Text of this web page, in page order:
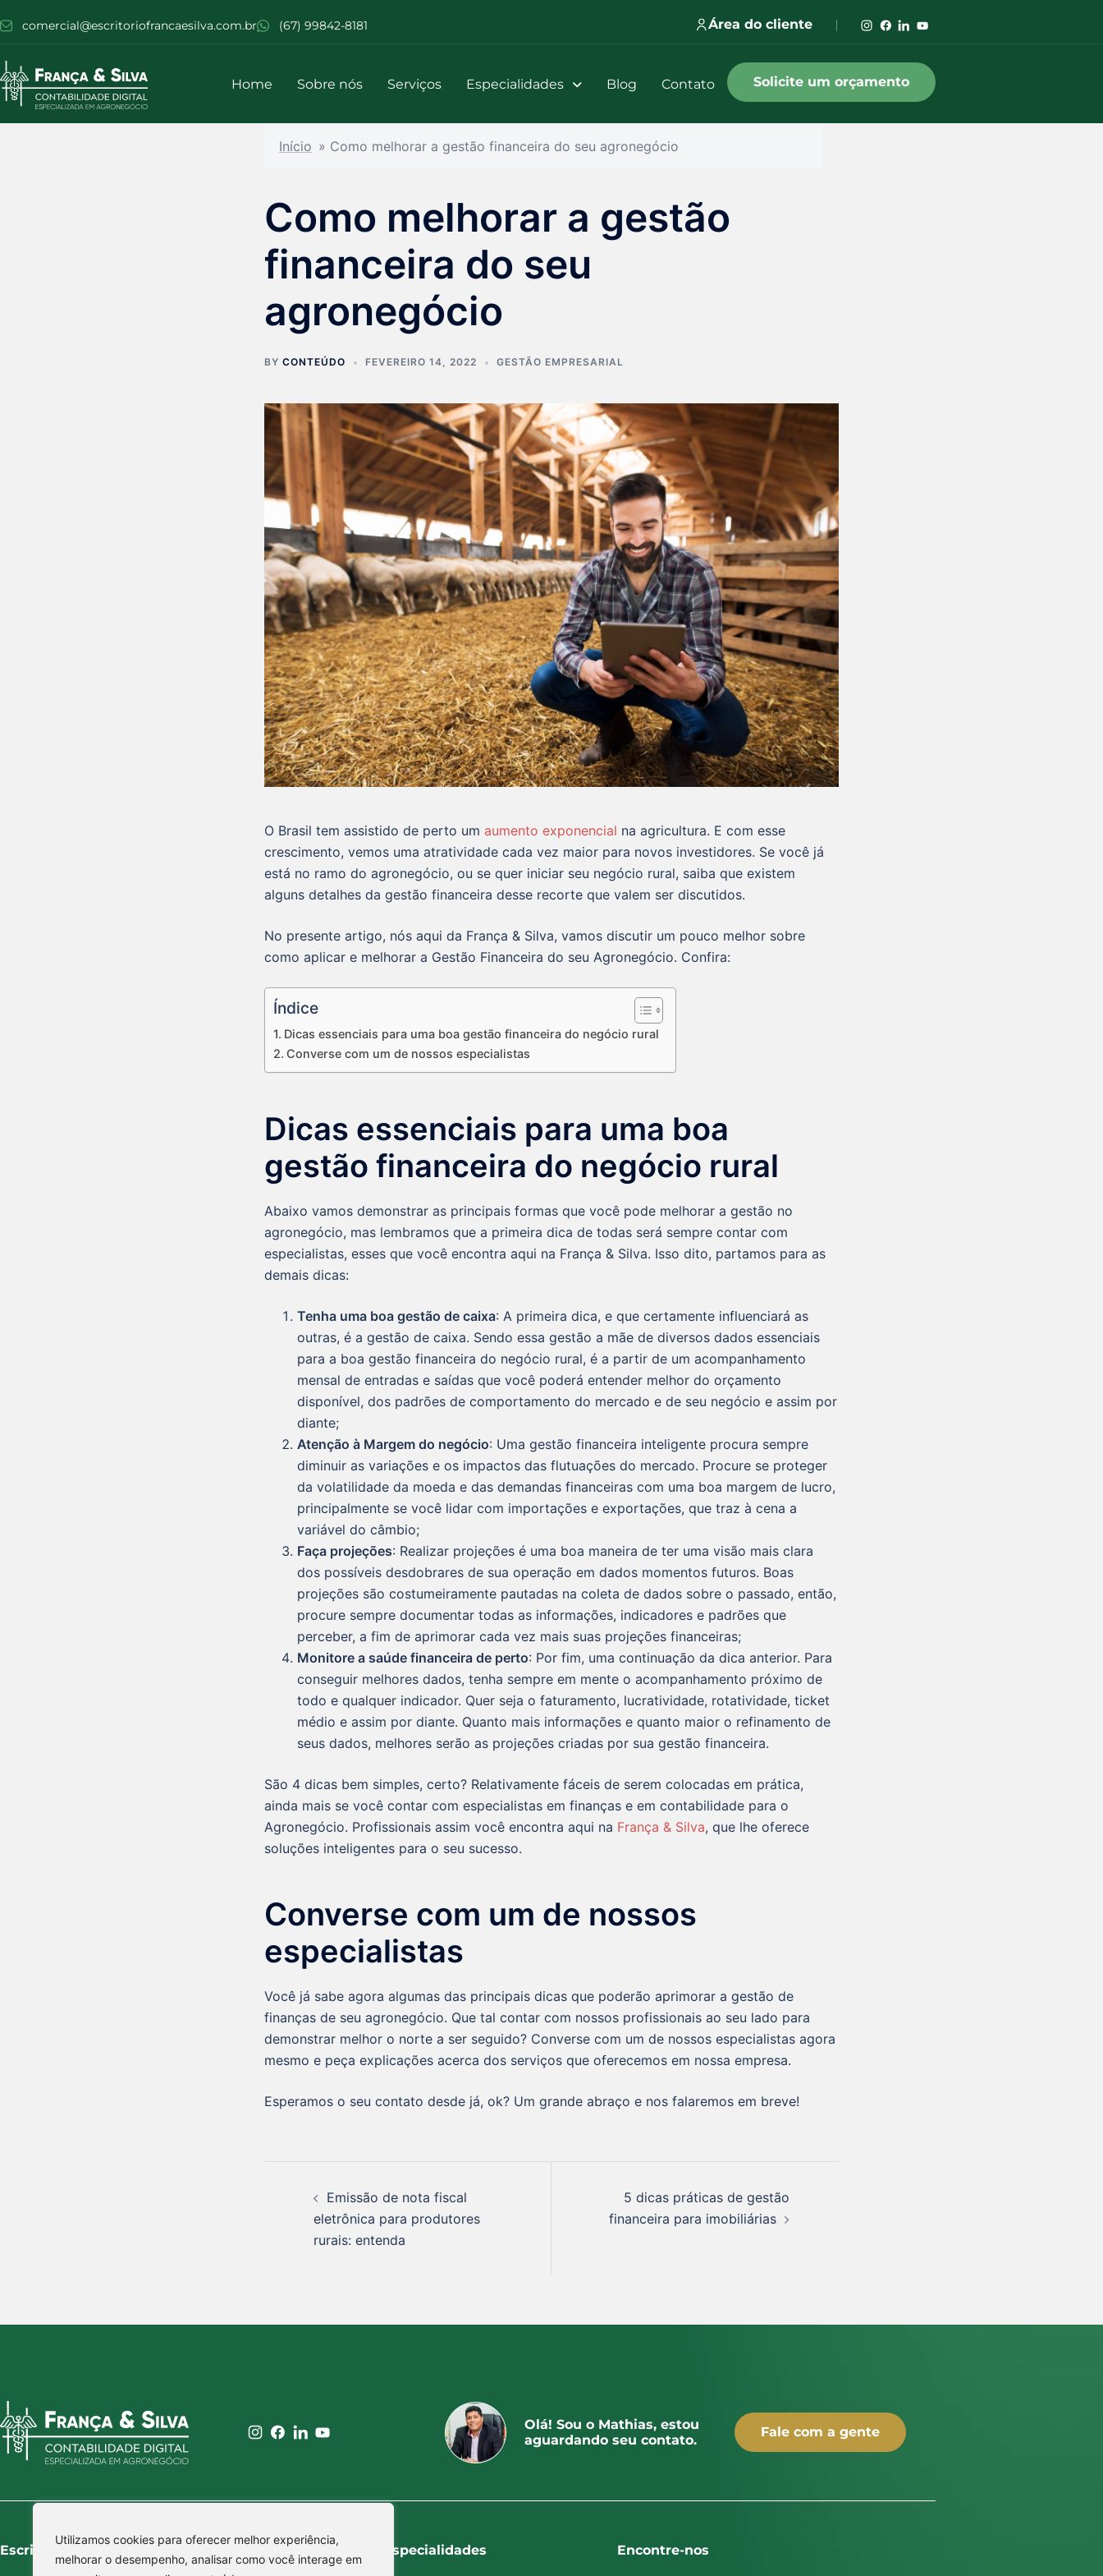
Utilizamos cookies para oferecer melhor experiência,
melhorar o desempenho, analisar como você interage em
comercial@escritoriofrancaesilva.com.br (67) 99842-8181 Área do cliente
Home Sobre nós Serviços Especialidades Blog Contato Solicite um orçamento
Início » Como melhorar a gestão financeira do seu agronegócio
Como melhorar a gestão
financeira do seu
agronegócio
BY CONTEÚDO FEVEREIRO 14, 2022 GESTÃO EMPRESARIAL
O Brasil tem assistido de perto um aumento exponencial na agricultura. E com esse
crescimento, vemos uma atratividade cada vez maior para novos investidores. Se você já
está no ramo do agronegócio, ou se quer iniciar seu negócio rural, saiba que existem
alguns detalhes da gestão financeira desse recorte que valem ser discutidos.
No presente artigo, nós aqui da França & Silva, vamos discutir um pouco melhor sobre
como aplicar e melhorar a Gestão Financeira do seu Agronegócio. Confira:
Índice
Dicas essenciais para uma boa gestão financeira do negócio rural
Converse com um de nossos especialistas
Dicas essenciais para uma boa
gestão financeira do negócio rural
Abaixo vamos demonstrar as principais formas que você pode melhorar a gestão no
agronegócio, mas lembramos que a primeira dica de todas será sempre contar com
especialistas, esses que você encontra aqui na França & Silva. Isso dito, partamos para as
demais dicas:
Tenha uma boa gestão de caixa: A primeira dica, e que certamente influenciará as
outras, é a gestão de caixa. Sendo essa gestão a mãe de diversos dados essenciais
para a boa gestão financeira do negócio rural, é a partir de um acompanhamento
mensal de entradas e saídas que você poderá entender melhor do orçamento
disponível, dos padrões de comportamento do mercado e de seu negócio e assim por
diante;
Atenção à Margem do negócio: Uma gestão financeira inteligente procura sempre
diminuir as variações e os impactos das flutuações do mercado. Procure se proteger
da volatilidade da moeda e das demandas financeiras com uma boa margem de lucro,
principalmente se você lidar com importações e exportações, que traz à cena a
variável do câmbio;
Faça projeções: Realizar projeções é uma boa maneira de ter uma visão mais clara
dos possíveis desdobrares de sua operação em dados momentos futuros. Boas
projeções são costumeiramente pautadas na coleta de dados sobre o passado, então,
procure sempre documentar todas as informações, indicadores e padrões que
perceber, a fim de aprimorar cada vez mais suas projeções financeiras;
Monitore a saúde financeira de perto: Por fim, uma continuação da dica anterior. Para
conseguir melhores dados, tenha sempre em mente o acompanhamento próximo de
todo e qualquer indicador. Quer seja o faturamento, lucratividade, rotatividade, ticket
médio e assim por diante. Quanto mais informações e quanto maior o refinamento de
seus dados, melhores serão as projeções criadas por sua gestão financeira.
São 4 dicas bem simples, certo? Relativamente fáceis de serem colocadas em prática,
ainda mais se você contar com especialistas em finanças e em contabilidade para o
Agronegócio. Profissionais assim você encontra aqui na França & Silva, que lhe oferece
soluções inteligentes para o seu sucesso.
Converse com um de nossos
especialistas
Você já sabe agora algumas das principais dicas que poderão aprimorar a gestão de
finanças de seu agronegócio. Que tal contar com nossos profissionais ao seu lado para
demonstrar melhor o norte a ser seguido? Converse com um de nossos especialistas agora
mesmo e peça explicações acerca dos serviços que oferecemos em nossa empresa.
Esperamos o seu contato desde já, ok? Um grande abraço e nos falaremos em breve!
Emissão de nota fiscal
eletrônica para produtores
rurais: entenda
5 dicas práticas de gestão
financeira para imobiliárias
Olá! Sou o Mathias, estou
aguardando seu contato.
Fale com a gente
Escritório França & Silva Navegação Especialidades Encontre-nos